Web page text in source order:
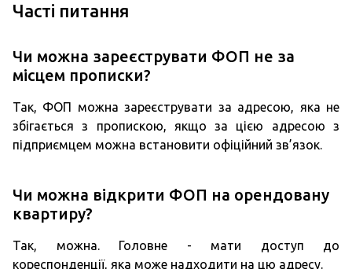
Часті питання
Чи можна зареєструвати ФОП не за
місцем прописки?
Так, ФОП можна зареєструвати за адресою, яка не
збігається з пропискою, якщо за цією адресою з
підприємцем можна встановити офіційний зв’язок.
Чи можна відкрити ФОП на орендовану
квартиру?
Так, можна. Головне - мати доступ до
кореспонденції, яка може надходити на цю адресу.